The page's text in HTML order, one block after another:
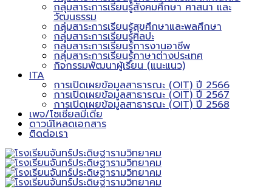
กลุ่มสาระการเรียนรู้สังคมศึกษา ศาสนา และ
วัฒนธรรม
กลุ่มสาระการเรียนรู้สุขศึกษาและพลศึกษา
กลุ่มสาระการเรียนรู้ศิลปะ
กลุ่มสาระการเรียนรู้การงานอาชีพ
กลุ่มสาระการเรียนรู้ภาษาต่างประเทศ
กิจกรรมพัฒนาผู้เรียน (แนะแนว)
ITA
การเปิดเผยข้อมูลสาธารณะ (OIT) ปี 2566
การเปิดเผยข้อมูลสาธารณะ (OIT) ปี 2567
การเปิดเผยข้อมูลสาธารณะ (OIT) ปี 2568
เพจ/โซเชียลมีเดีย
ดาวน์โหลดเอกสาร
ติดต่อเรา